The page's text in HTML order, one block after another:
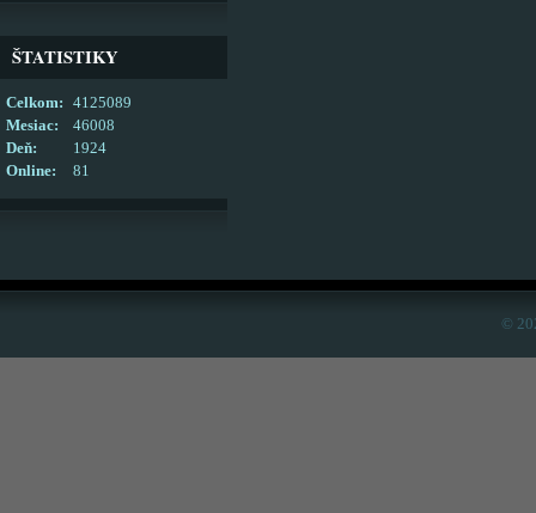
ŠTATISTIKY
Online: 81
Celkom:
4125089
Mesiac:
46008
Deň:
1924
©